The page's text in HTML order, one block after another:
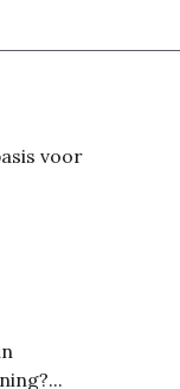
voor